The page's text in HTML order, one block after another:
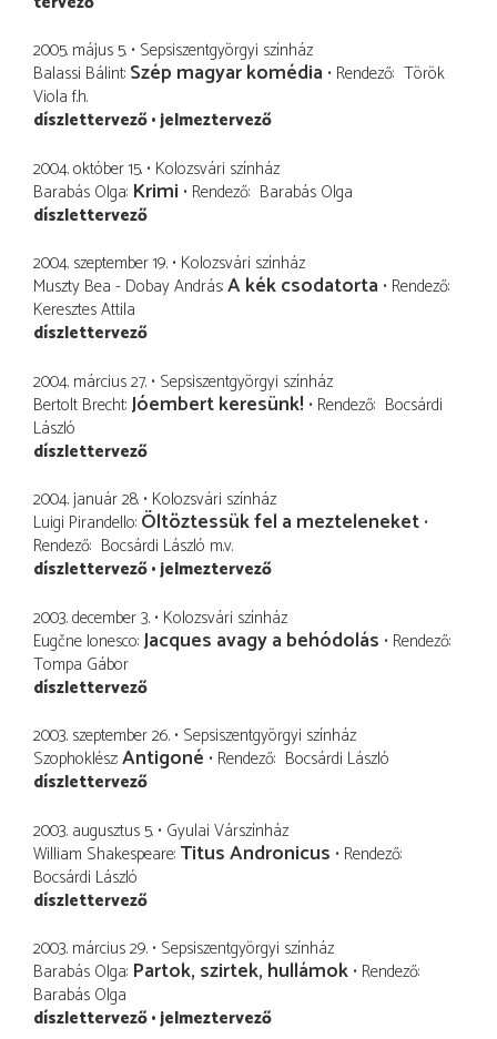
2005. május 5. Sepsiszentgyörgyi színház
Balassi Bálint Szép magyar komédia Rendező Török
Viola f.h.
díszlettervező jelmeztervező
2004. október 15. Kolozsvári színház
Barabás Olga Krimi Rendező Barabás Olga
díszlettervező
2004. szeptember 19. Kolozsvári színház
Muszty Bea - Dobay András A kék csodatorta Rendező
Keresztes Attila
díszlettervező
2004. március 27. Sepsiszentgyörgyi színház
Bertolt Brecht Jóembert keresünk! Rendező Bocsárdi
László
díszlettervező
2004. január 28. Kolozsvári színház
Luigi Pirandello Öltöztessük fel a mezteleneket
Rendező Bocsárdi László m.v.
díszlettervező jelmeztervező
2003. december 3. Kolozsvári színház
Eugčne Ionesco Jacques avagy a behódolás Rendező
Tompa Gábor
díszlettervező
2003. szeptember 26. Sepsiszentgyörgyi színház
Szophoklész Antigoné Rendező Bocsárdi László
díszlettervező
2003. augusztus 5. Gyulai Várszínház
William Shakespeare Titus Andronicus Rendező
Bocsárdi László
díszlettervező
2003. március 29. Sepsiszentgyörgyi színház
Barabás Olga Partok, szirtek, hullámok Rendező
Barabás Olga
díszlettervező jelmeztervező